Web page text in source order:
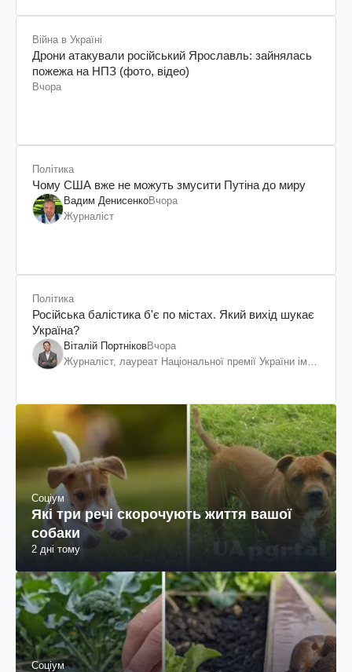
Війна в Україні
Дрони атакували російський Ярославль: зайнялась
пожежа на НПЗ (фото, відео)
Вчора
Політика
Чому США вже не можуть змусити Путіна до миру
Вадим ДенисенкоВчора
Журналіст
Політика
Російська балістика б'є по містах. Який вихід шукає
Україна?
Віталій ПортніковВчора
Журналіст, лауреат Національної премії України ім.
Соціум
Які три речі скорочують життя вашої
собаки
2 дні тому
Соціум